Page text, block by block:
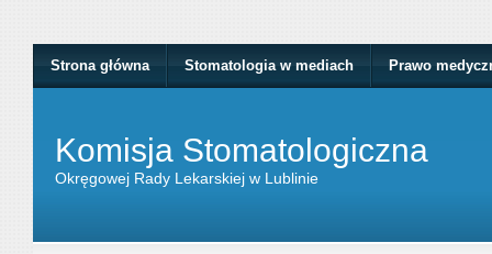
Strona główna Stomatologia w mediach Prawo
Komisja Stomatologiczna
Okręgowej Rady Lekarskiej w Lublinie